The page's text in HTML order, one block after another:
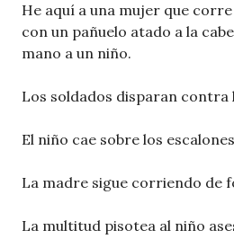
He aquí a una mujer que
con un pañuelo atado a la
mano a un niño.
Los soldados disparan contra
El niño cae sobre los
La madre sigue corriendo de
La multitud pisotea al niño